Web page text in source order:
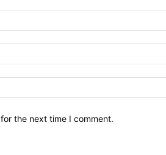
the next time I comment.